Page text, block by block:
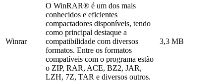
Winrar
O WinRAR® é um dos mais
conhecidos e eficientes
compactadores disponíveis, tendo
como principal destaque a
compatibilidade com diversos
formatos. Entre os formatos
compatíveis com o programa estão
o ZIP, RAR, ACE, BZ2, JAR,
LZH, 7Z, TAR e diversos outros.
3,3 MB